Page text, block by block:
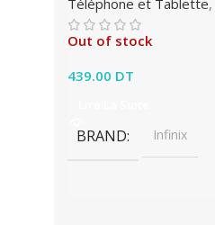
Téléphone et Tablette,
Out of stock
439.00 DT
BRAND Infinix